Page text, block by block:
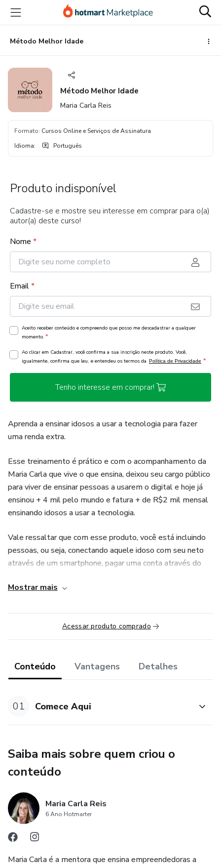
para
conteúdo
principal
para
pagamento
para
rodapéMétodo Melhor Idade
Método Melhor Idade
Maria Carla Reis
Formato: Cursos Online e Serviços de Assinatura
Idioma: Português
Produto indisponível
Cadastre-se e mostre seu interesse em comprar para o(a)
autor(a) deste curso!
Nome *
Email*
Aceito receber conteúdo e compreendo que posso me descadastrar a qualquer
momento. *
Ao clicar em Cadastrar, você confirma a sua inscrição neste produto. Você,
igualmente, confirma que leu, e entendeu os termos da Política de Privacidade *
Tenho interesse em comprar!
Aprenda a ensinar idosos a usar a tecnologia para fazer
uma renda extra.
Esse treinamento é prático e com o acompanhamento da
Maria Carla que vive o que ensina, deixou seu cargo público
para viver de ensinar pessoas a usarem o digital e hoje já
ensinou + 4 mil pelo mundo e fatura + de R$2 mil mensal
ensinando idosos a usar a tecnologia.
Vale ressaltar que com esse produto, você está incluindo
pessoas, ou seja, conectando aquele idoso com seu neto
através de um smartphone, pagar uma conta através do
seja, você vai tornar uma coisa que para ele sozinho era
Carla ainda mais forte pelo mundo que é “incluir o maior
número de pessoas no digital”, ganhando um valor justo
pelas suas aulas e tendo a liberdade de tempo.
Mostrar mais
Acessar produto comprado
Conteúdo Vantagens Detalhes
01 Comece Aqui
Saiba mais sobre quem criou o
conteúdo
Maria Carla Reis
6 Ano Hotmarter
Maria Carla é a mentora que ensina empreendedoras a